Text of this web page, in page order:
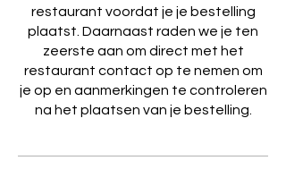
restaurant voordat je je bestelling
plaatst. Daarnaast raden we je ten
zeerste aan om direct met het
restaurant contact op te nemen om
je op en aanmerkingen te controleren
na het plaatsen van je bestelling.